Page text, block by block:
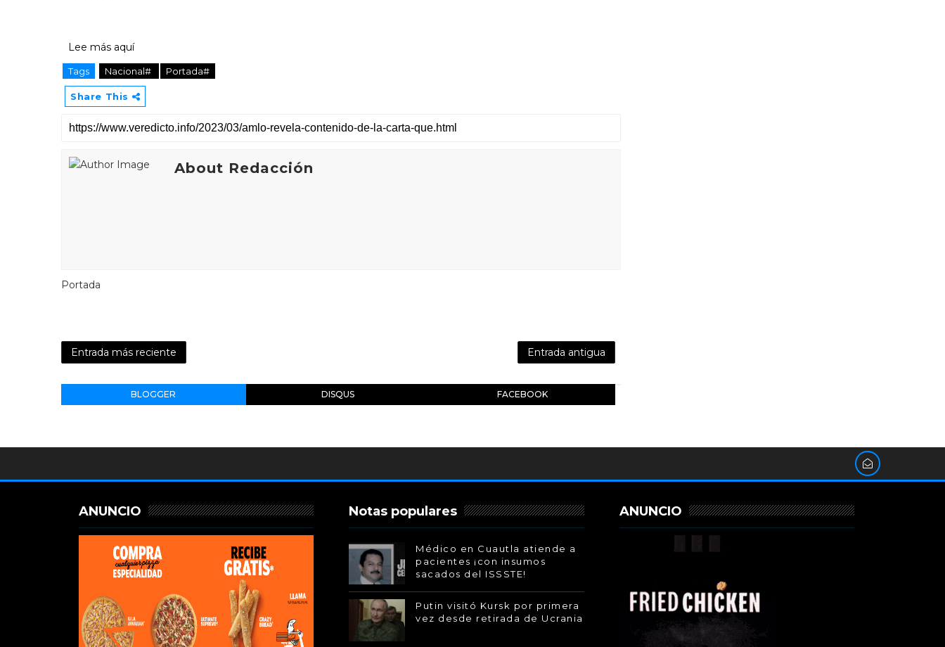
Lee más aquí
Tags Nacional# Portada#
Share This
About Redacción
Portada
Entrada más reciente Entrada antigua
BLOGGER DISQUS FACEBOOK
ANUNCIO Notas populares
Médico en Cuautla atiende a
pacientes ¡con insumos
sacados del ISSSTE!
Putin visitó Kursk por primera
vez desde retirada de Ucrania
ANUNCIO